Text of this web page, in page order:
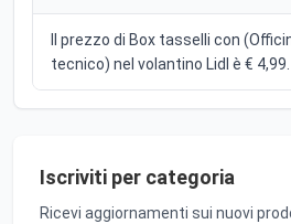
Il prezzo di Box tasselli con
tecnico) nel volantino Lidl è € 4,99.
Iscriviti per categoria
Ricevi aggiornamenti sui nuovi